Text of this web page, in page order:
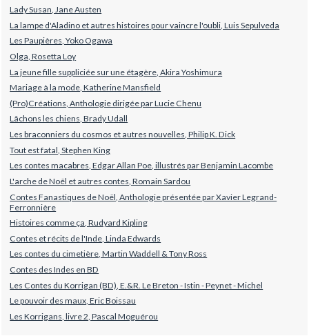
Lady Susan, Jane Austen
La lampe d'Aladino et autres histoires pour vaincre l'oubli, Luis Sepulveda
Les Paupières, Yoko Ogawa
Olga, Rosetta Loy
La jeune fille suppliciée sur une étagère, Akira Yoshimura
Mariage à la mode, Katherine Mansfield
(Pro)Créations, Anthologie dirigée par Lucie Chenu
Lâchons les chiens, Brady Udall
Les braconniers du cosmos et autres nouvelles, Philip K. Dick
Tout est fatal, Stephen King
Les contes macabres, Edgar Allan Poe, illustrés par Benjamin Lacombe
L'arche de Noël et autres contes, Romain Sardou
Contes Fanastiques de Noël, Anthologie présentée par Xavier Legrand-
Ferronnière
Histoires comme ça, Rudyard Kipling
Contes et récits de l'Inde, Linda Edwards
Les contes du cimetière, Martin Waddell & Tony Ross
Contes des Indes en BD
Les Contes du Korrigan (BD), E.&R. Le Breton - Istin - Peynet - Michel
Le pouvoir des maux, Eric Boissau
Les Korrigans, livre 2, Pascal Moguérou